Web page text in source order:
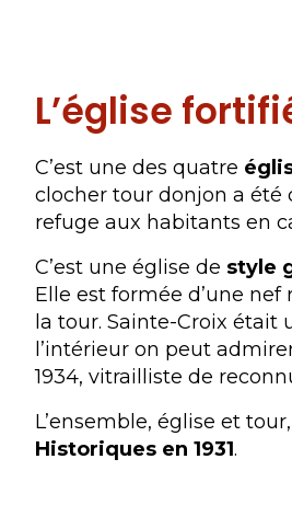
L’église
C’est une des quatre
clocher tour donjon a été
refuge aux habitants en
C’est une église de style
Elle est formée d’une
la tour. Sainte-Croix était
l’intérieur on peut
1934, vitrailliste de
L’ensemble, église et
Historiques en 1931.